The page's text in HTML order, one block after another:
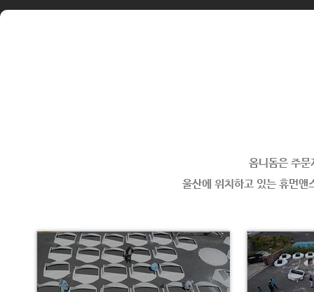
옴니돔은 주
울산에 위치하고 있는 휴먼앤